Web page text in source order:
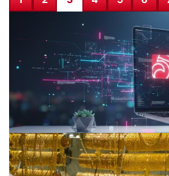
Dijital Pazarlamada İzmir Reklam
Yeni Nesil Büyüme Yöntemleri